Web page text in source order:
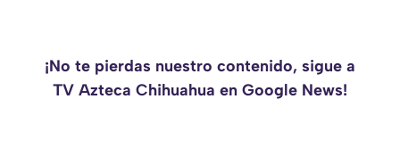
¡No te pierdas nuestro contenido, sigue a
TV Azteca Chihuahua en Google News!